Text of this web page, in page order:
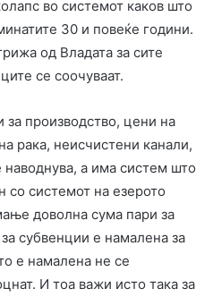
во системот каков што
30 и повеќе години.
од Владата за сите
се соочуваат.
производство, цени на
рака, неисчистени канали,
наводнува, а има систем што
со системот на езерото
доволна сума пари за
субвенции е намалена за
е намалена не се
И тоа важи исто така за